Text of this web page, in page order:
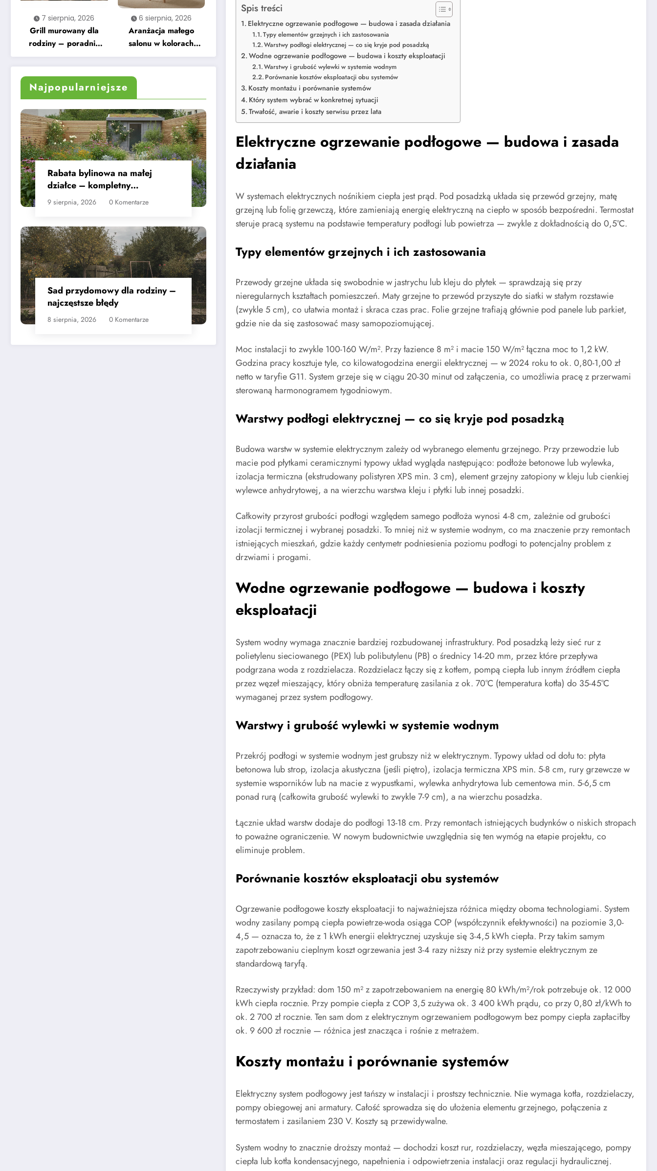
7 sierpnia, 2026
Grill murowany dla
rodziny – poradnik
krok po kroku
6 sierpnia, 2026
Aranżacja małego
salonu w kolorach
ziemi – na co zwrócić
uwagę
Najpopularniejsze
Rabata bylinowa na małej
działce – kompletny
przewodnik
9 sierpnia, 2026 0 Komentarze
Sad przydomowy dla rodziny –
najczęstsze błędy
8 sierpnia, 2026 0 Komentarze
Spis treści
Elektryczne ogrzewanie podłogowe — budowa i zasada działania
Typy elementów grzejnych i ich zastosowania
Warstwy podłogi elektrycznej — co się kryje pod posadzką
Wodne ogrzewanie podłogowe — budowa i koszty eksploatacji
Warstwy i grubość wylewki w systemie wodnym
Porównanie kosztów eksploatacji obu systemów
Koszty montażu i porównanie systemów
Który system wybrać w konkretnej sytuacji
Trwałość, awarie i koszty serwisu przez lata
Elektryczne ogrzewanie podłogowe — budowa i zasada
działania
W systemach elektrycznych nośnikiem ciepła jest prąd. Pod posadzką układa się przewód grzejny, matę
grzejną lub folię grzewczą, które zamieniają energię elektryczną na ciepło w sposób bezpośredni. Termostat
steruje pracą systemu na podstawie temperatury podłogi lub powietrza — zwykle z dokładnością do 0,5°C.
Typy elementów grzejnych i ich zastosowania
Przewody grzejne układa się swobodnie w jastrychu lub kleju do płytek — sprawdzają się przy
nieregularnych kształtach pomieszczeń. Maty grzejne to przewód przyszyte do siatki w stałym rozstawie
(zwykle 5 cm), co ułatwia montaż i skraca czas prac. Folie grzejne trafiają głównie pod panele lub parkiet,
gdzie nie da się zastosować masy samopoziomującej.
Moc instalacji to zwykle 100-160 W/m². Przy łazience 8 m² i macie 150 W/m² łączna moc to 1,2 kW.
Godzina pracy kosztuje tyle, co kilowatogodzina energii elektrycznej — w 2024 roku to ok. 0,80-1,00 zł
netto w taryfie G11. System grzeje się w ciągu 20-30 minut od załączenia, co umożliwia pracę z przerwami
sterowaną harmonogramem tygodniowym.
Warstwy podłogi elektrycznej — co się kryje pod posadzką
Budowa warstw w systemie elektrycznym zależy od wybranego elementu grzejnego. Przy przewodzie lub
macie pod płytkami ceramicznymi typowy układ wygląda następująco: podłoże betonowe lub wylewka,
izolacja termiczna (ekstrudowany polistyren XPS min. 3 cm), element grzejny zatopiony w kleju lub cienkiej
wylewce anhydrytowej, a na wierzchu warstwa kleju i płytki lub innej posadzki.
Całkowity przyrost grubości podłogi względem samego podłoża wynosi 4-8 cm, zależnie od grubości
izolacji termicznej i wybranej posadzki. To mniej niż w systemie wodnym, co ma znaczenie przy remontach
istniejących mieszkań, gdzie każdy centymetr podniesienia poziomu podłogi to potencjalny problem z
drzwiami i progami.
Wodne ogrzewanie podłogowe — budowa i koszty
eksploatacji
System wodny wymaga znacznie bardziej rozbudowanej infrastruktury. Pod posadzką leży sieć rur z
polietylenu sieciowanego (PEX) lub polibutylenu (PB) o średnicy 14-20 mm, przez które przepływa
podgrzana woda z rozdzielacza. Rozdzielacz łączy się z kotłem, pompą ciepła lub innym źródłem ciepła
przez węzeł mieszający, który obniża temperaturę zasilania z ok. 70°C (temperatura kotła) do 35-45°C
wymaganej przez system podłogowy.
Warstwy i grubość wylewki w systemie wodnym
Przekrój podłogi w systemie wodnym jest grubszy niż w elektrycznym. Typowy układ od dołu to: płyta
betonowa lub strop, izolacja akustyczna (jeśli piętro), izolacja termiczna XPS min. 5-8 cm, rury grzewcze w
systemie wsporników lub na macie z wypustkami, wylewka anhydrytowa lub cementowa min. 5-6,5 cm
ponad rurą (całkowita grubość wylewki to zwykle 7-9 cm), a na wierzchu posadzka.
Łącznie układ warstw dodaje do podłogi 13-18 cm. Przy remontach istniejących budynków o niskich stropach
to poważne ograniczenie. W nowym budownictwie uwzględnia się ten wymóg na etapie projektu, co
eliminuje problem.
Porównanie kosztów eksploatacji obu systemów
Ogrzewanie podłogowe koszty eksploatacji to najważniejsza różnica między oboma technologiami. System
wodny zasilany pompą ciepła powietrze-woda osiąga COP (współczynnik efektywności) na poziomie 3,0-
4,5 — oznacza to, że z 1 kWh energii elektrycznej uzyskuje się 3-4,5 kWh ciepła. Przy takim samym
zapotrzebowaniu cieplnym koszt ogrzewania jest 3-4 razy niższy niż przy systemie elektrycznym ze
standardową taryfą.
Rzeczywisty przykład: dom 150 m² z zapotrzebowaniem na energię 80 kWh/m²/rok potrzebuje ok. 12 000
kWh ciepła rocznie. Przy pompie ciepła z COP 3,5 zużywa ok. 3 400 kWh prądu, co przy 0,80 zł/kWh to
ok. 2 700 zł rocznie. Ten sam dom z elektrycznym ogrzewaniem podłogowym bez pompy ciepła zapłaciłby
ok. 9 600 zł rocznie — różnica jest znacząca i rośnie z metrażem.
Koszty montażu i porównanie systemów
Elektryczny system podłogowy jest tańszy w instalacji i prostszy technicznie. Nie wymaga kotła, rozdzielaczy,
pompy obiegowej ani armatury. Całość sprowadza się do ułożenia elementu grzejnego, połączenia z
termostatem i zasilaniem 230 V. Koszty są przewidywalne.
System wodny to znacznie droższy montaż — dochodzi koszt rur, rozdzielaczy, węzła mieszającego, pompy
ciepła lub kotła kondensacyjnego, napełnienia i odpowietrzenia instalacji oraz regulacji hydraulicznej.